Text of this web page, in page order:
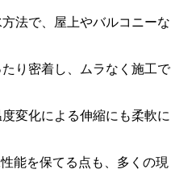
法で、屋上やバルコニーな
り密着し、ムラなく施工で
変化による伸縮にも柔軟に
能を保てる点も、多くの現